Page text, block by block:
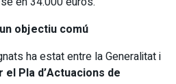
objectiu comú
ha estat entre la Generalitat i
el Pla d’Actuacions de